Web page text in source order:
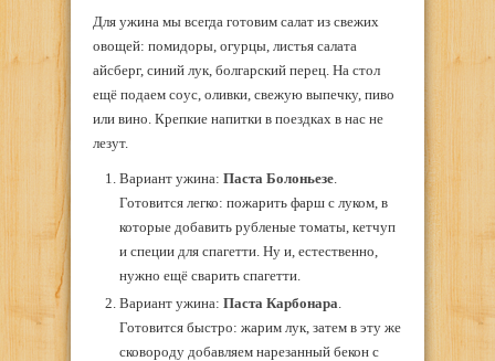
Для ужина мы всегда готовим салат из свежих
овощей: помидоры, огурцы, листья салата
айсберг, синий лук, болгарский перец. На стол
ещё подаем соус, оливки, свежую выпечку, пиво
или вино. Крепкие напитки в поездках в нас не
лезут.
Вариант ужина: Паста Болоньезе.
Готовится легко: пожарить фарш с луком, в
которые добавить рубленые томаты, кетчуп
и специи для спагетти. Ну и, естественно,
нужно ещё сварить спагетти.
Вариант ужина: Паста Карбонара
Готовится быстро: жарим лук, затем в эту же
сковороду добавляем нарезанный бекон с